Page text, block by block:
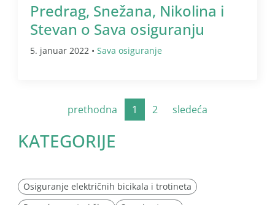
Predrag, Snežana, Nikolina i
Stevan o Sava osiguranju
5. januar 2022 • Sava osiguranje
prethodna 1 2 sledeća
KATEGORIJE
Osiguranje električnih bicikala i trotineta